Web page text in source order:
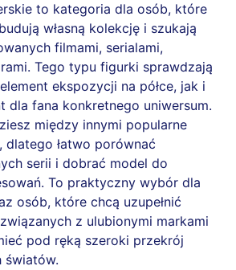
to kategoria dla osób, które
własną kolekcję i szukają
filmami, serialami,
Tego typu figurki sprawdzają
ekspozycji na półce, jak i
dla fana konkretnego uniwersum.
między innymi popularne
dlatego łatwo porównać
serii i dobrać model do
To praktyczny wybór dla
osób, które chcą uzupełnić
z ulubionymi markami
pod ręką szeroki przekrój
światów.